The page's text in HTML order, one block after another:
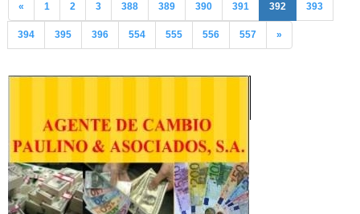
« 1 2 3 388 389 390 391 392 393
394 395 396 554 555 556 557 »